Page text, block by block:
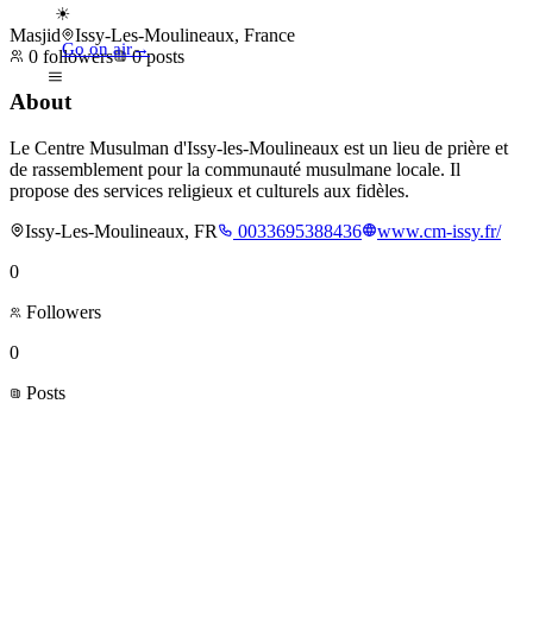
☀
Go on air→
Masjid
Issy-Les-Moulineaux, France
0 followers 0 posts
About
Le Centre Musulman d'Issy-les-Moulineaux est un lieu de prière et
de rassemblement pour la communauté musulmane locale. Il
propose des services religieux et culturels aux fidèles.
Issy-Les-Moulineaux, FR
0033695388436
www.cm-issy.fr/
0
Followers
0
Posts